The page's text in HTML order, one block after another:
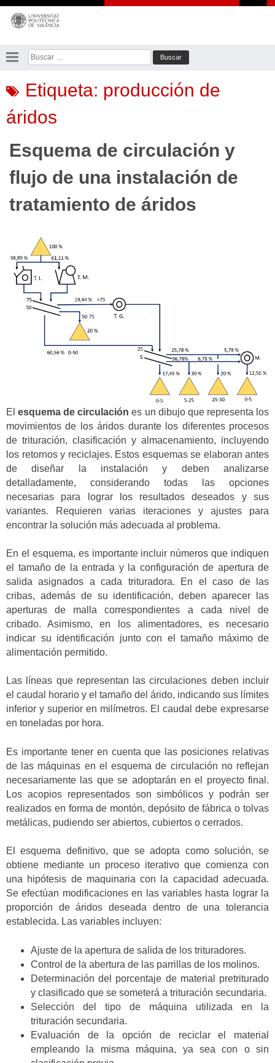
Saltar
contenido
Buscar:
Etiqueta: producción de
áridos
Esquema de circulación y
flujo de una instalación de
tratamiento de áridos
Elesquema de circulación es un dibujo que representa los
movimientos de los áridos durante los diferentes procesos
de trituración, clasificación y almacenamiento, incluyendo
los retornos y reciclajes. Estos esquemas se elaboran antes
de diseñar la instalación y deben analizarse
detalladamente, considerando todas las opciones
necesarias para lograr los resultados deseados y sus
variantes. Requieren varias iteraciones y ajustes para
encontrar la solución más adecuada al problema.
En el esquema, es importante incluir números que indiquen
el tamaño de la entrada y la configuración de apertura de
salida asignados a cada trituradora. En el caso de las
cribas, además de su identificación, deben aparecer las
aperturas de malla correspondientes a cada nivel de
cribado. Asimismo, en los alimentadores, es necesario
indicar su identificación junto con el tamaño máximo de
alimentación permitido.
Las líneas que representan las circulaciones deben incluir
el caudal horario y el tamaño del árido, indicando sus límites
inferior y superior en milímetros. El caudal debe expresarse
en toneladas por hora.
Es importante tener en cuenta que las posiciones relativas
de las máquinas en el esquema de circulación no reflejan
necesariamente las que se adoptarán en el proyecto final.
Los acopios representados son simbólicos y podrán ser
realizados en forma de montón, depósito de fábrica o tolvas
metálicas, pudiendo ser abiertos, cubiertos o cerrados.
El esquema definitivo, que se adopta como solución, se
obtiene mediante un proceso iterativo que comienza con
una hipótesis de maquinaria con la capacidad adecuada.
Se efectúan modificaciones en las variables hasta lograr la
proporción de áridos deseada dentro de una tolerancia
establecida. Las variables incluyen:
Ajuste de la apertura de salida de los trituradores.
Control de la abertura de las parrillas de los molinos.
Determinación del porcentaje de material pretriturado
y clasificado que se someterá a trituración secundaria.
Selección del tipo de máquina utilizada en la
trituración secundaria.
Evaluación de la opción de reciclar el material
empleando la misma máquina, ya sea con o sin